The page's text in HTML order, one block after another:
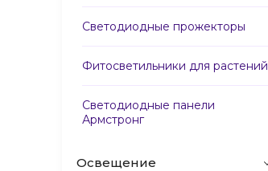
Светодиодные прожекторы
Фитосветильники для растений
Светодиодные панели
Армстронг
Освещение